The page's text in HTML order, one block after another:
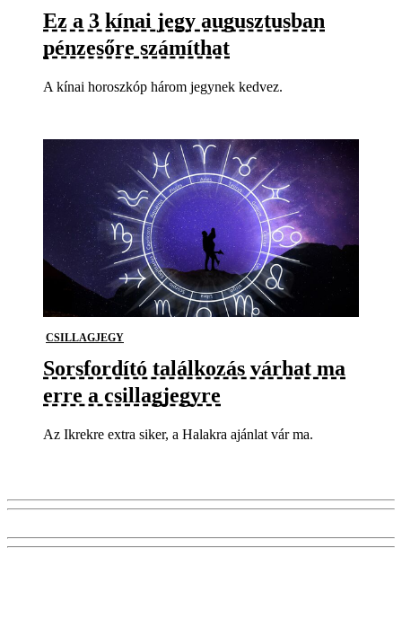
Ez a 3 kínai jegy augusztusban
pénzesőre számíthat
A kínai horoszkóp három jegynek kedvez.
CSILLAGJEGY
Sorsfordító találkozás várhat ma
erre a csillagjegyre
Az Ikrekre extra siker, a Halakra ajánlat vár ma.